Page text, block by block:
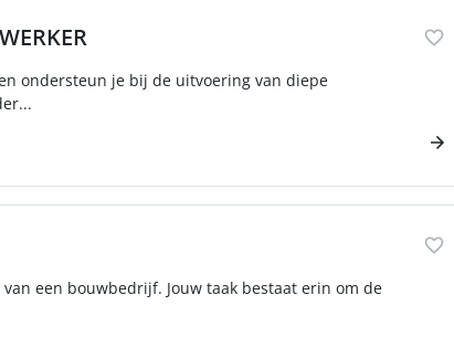
ondersteun je bij de uitvoering van diepe
een bouwbedrijf. Jouw taak bestaat erin om de